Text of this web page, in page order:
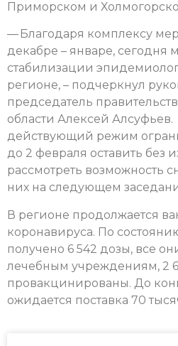
Приморском и
— Благодаря комплексу
декабре – январе, сегодня
стабилизации
регионе, – подчеркнул
председатель
области Алексей
действующий режим
до 2 февраля оставить без
рассмотреть возможность
них на следующем
В регионе продолжается
коронавируса. По
получено 6 542 дозы, все
лечебным учреждениям, 2
провакцинированы. До
ожидается поставка 70